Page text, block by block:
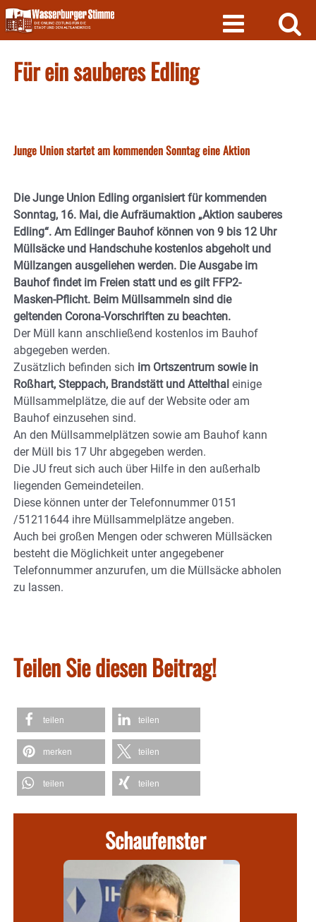
Skip
to
content
Für ein sauberes Edling
Junge Union startet am kommenden Sonntag eine Aktion
Die Junge Union Edling organisiert für kommenden
Sonntag, 16. Mai, die Aufräumaktion „Aktion sauberes
Edling“. Am Edlinger Bauhof können von 9 bis 12 Uhr
Müllsäcke und Handschuhe kostenlos abgeholt und
Müllzangen ausgeliehen werden. Die Ausgabe im
Bauhof findet im Freien statt und es gilt FFP2-
Masken-Pflicht. Beim Müllsammeln sind die
geltenden Corona-Vorschriften zu beachten.
Der Müll kann anschließend kostenlos im Bauhof
abgegeben werden.
Zusätzlich befinden sich im Ortszentrum sowie in
Roßhart, Steppach, Brandstätt und Attelthal einige
Müllsammelplätze, die auf der Website oder am
Bauhof einzusehen sind.
An den Müllsammelplätzen sowie am Bauhof kann
der Müll bis 17 Uhr abgegeben werden.
Die JU freut sich auch über Hilfe in den außerhalb
liegenden Gemeindeteilen.
Diese können unter der Telefonnummer 0151
/51211644 ihre Müllsammelplätze angeben.
Auch bei großen Mengen oder schweren Müllsäcken
besteht die Möglichkeit unter angegebener
Telefonnummer anzurufen, um die Müllsäcke abholen
zu lassen.
Teilen Sie diesen Beitrag!
teilen teilen
merken teilen
teilen teilen
Schaufenster